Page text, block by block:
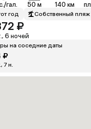
гал. 50 м 140 км
год Собственный пляж
₽
6 ночей
на соседние даты
₽
7 н.